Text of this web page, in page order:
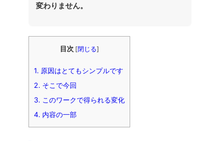
変わりません。
目次 [閉じる]
1. 原因はとてもシンプルです
2. そこで今回
3. このワークで得られる変化
4. 内容の一部